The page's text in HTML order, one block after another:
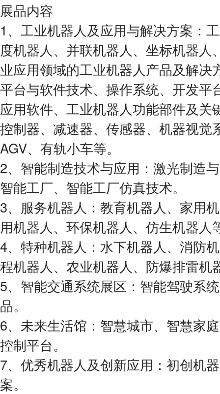
展品内容
1、工业机器人及应用与解决方案：
度机器人、并联机器人、坐标机器人
业应用领域的工业机器人产品及解决
平台与软件技术、操作系统、开发平
应用软件、工业机器人功能部件及关
控制器、减速器、传感器、机器视觉
AGV、有轨小车等。
2、智能制造技术与应用：激光制造
智能工厂、智能工厂仿真技术。
3、服务机器人：教育机器人、家用
用机器人、环保机器人、仿生机器人
4、特种机器人：水下机器人、消防
程机器人、农业机器人、防爆排雷机
5、智能交通系统展区：智能驾驶系
品。
6、未来生活馆：智慧城市、智慧家
控制平台。
7、优秀机器人及创新应用：初创机
案。